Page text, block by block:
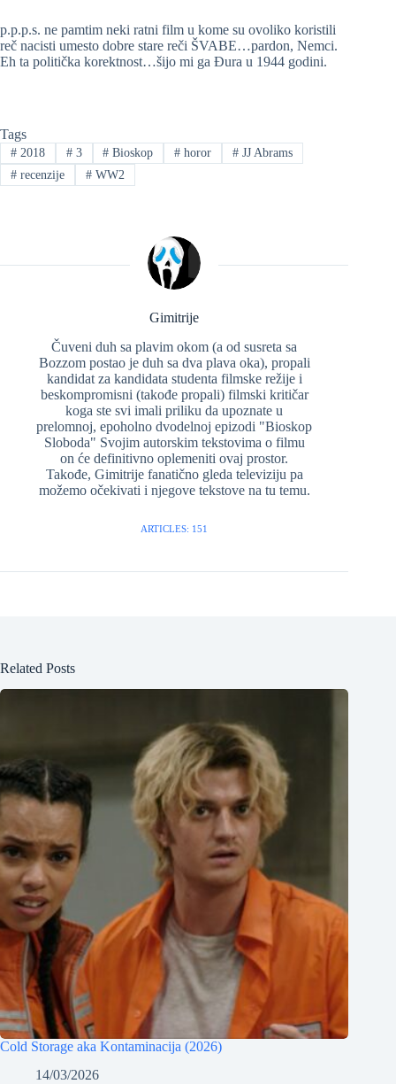
p.p.p.s. ne pamtim neki ratni film u kome su ovoliko koristili
reč nacisti umesto dobre stare reči ŠVABE…pardon, Nemci.
Eh ta politička korektnost…šijo mi ga Đura u 1944 godini.
Tags
#2018 #3 # Bioskop # horor # JJ Abrams
#recenzije #WW2
Gimitrije
Čuveni duh sa plavim okom (a od susreta sa
Bozzom postao je duh sa dva plava oka), propali
kandidat za kandidata studenta filmske režije i
beskompromisni (takođe propali) filmski kritičar
koga ste svi imali priliku da upoznate u
prelomnoj, epoholno dvodelnoj epizodi "Bioskop
Sloboda" Svojim autorskim tekstovima o filmu
on će definitivno oplemeniti ovaj prostor.
Takođe, Gimitrije fanatično gleda televiziju pa
možemo očekivati i njegove tekstove na tu temu.
ARTICLES: 151
Related Posts
Cold Storage aka Kontaminacija (2026)
14/03/2026